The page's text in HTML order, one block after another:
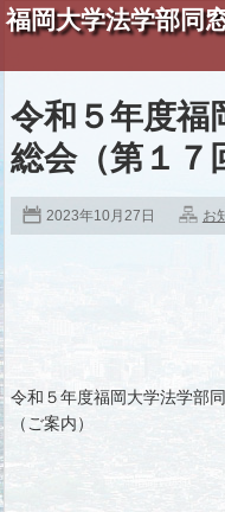
福岡大学法学部同
令和５年度福
総会（第１７
2023年10月27日 お
令和５年度福岡大学法学部
（ご案内）